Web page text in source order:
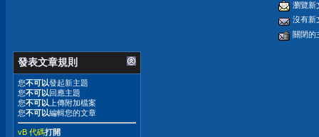
瀏覽新
沒有新
關閉的
發表文章規則
您不可以發起新主題
您不可以回應主題
您不可以 上傳附加檔案
您不可以編輯您的文章
vB 代碼打開